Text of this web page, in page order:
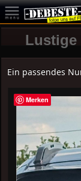
Lustige
Ein passendes
Merken